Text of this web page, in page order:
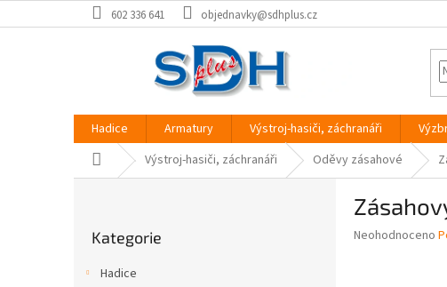
na
602 336 641 objednavky@sdhplus.cz
Hadice Armatury Výstroj-hasiči, záchranáři
Domů Výstroj-hasiči, záchranáři Oděvy zásahové
kategorie
Kategorie
Hadice
Průměrné
Neohodnoceno